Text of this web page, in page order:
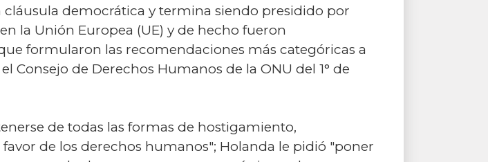
democrática y termina siendo presidido por
la Unión Europea (UE) y de hecho fueron
formularon las recomendaciones más categóricas a
Consejo de Derechos Humanos de la ONU del 1° de
de todas las formas de hostigamiento,
de los derechos humanos"; Holanda le pidió "poner